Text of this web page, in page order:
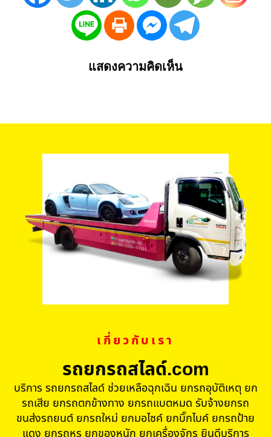
แสดงความคิดเห็น
เกี่ยวกับเรา
รถยกรถสไลด์.com
บริการ รถยกรถสไลด์ ช่วยเหลือฉุกเฉิน ยกรถอุบัติเหตุ ยก
รถเสีย ยกรถตกข้างทาง ยกรถแบตหมด รับจ้างยกรถ
ขนส่งรถยนต์ ยกรถใหม่ ยกมอไซค์ ยกบิ๊กไบค์ ยกรถป้าย